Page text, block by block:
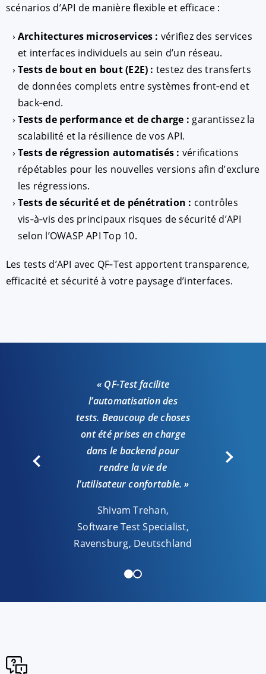
scénarios d’API de manière flexible et efficace :
Architectures microservices : vérifiez des services
et interfaces individuels au sein d’un réseau.
Tests de bout en bout (E2E) : testez des transferts
de données complets entre systèmes front‑end et
back‑end.
Tests de performance et de charge : garantissez la
scalabilité et la résilience de vos API.
Tests de régression automatisés : vérifications
répétables pour les nouvelles versions afin d’exclure
les régressions.
Tests de sécurité et de pénétration : contrôles
vis‑à‑vis des principaux risques de sécurité d’API
selon l’OWASP API Top 10.
Les tests d’API avec QF‑Test apportent transparence,
efficacité et sécurité à votre paysage d’interfaces.
« QF-Test facilite
l’automatisation des
tests. Beaucoup de choses
ont été prises en charge
dans le backend pour
rendre la vie de
l’utilisateur confortable. »
Shivam Trehan,
Software Test Specialist,
Ravensburg, Deutschland